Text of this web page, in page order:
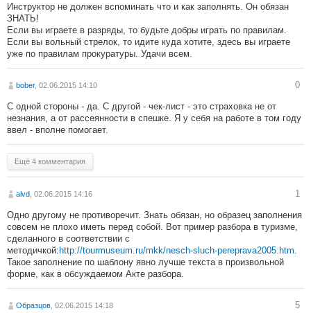
Инструктор не должен вспоминать что и как заполнять. Он обязан
ЗНАТЬ!
Если вы играете в разряды, то будьте добры играть по правилам.
Если вы вольный стрелок, то идите куда хотите, здесь вы играете
уже по правилам прокуратуры. Удачи всем.
bober, 02.06.2015 14:10 0
С одной стороны - да. С другой - чек-лист - это страховка не от
незнания, а от рассеянности в спешке. Я у себя на работе в том году
ввел - вполне помогает.
Ещё 4 комментария
alvd , 02.06.2015 14:16 1
Одно другому не противоречит. Знать обязан, но образец заполнения
совсем не плохо иметь перед собой. Вот пример разбора в туризме,
сделанного в соответствии с
методичкой:http://tourmuseum.ru/mkk/nesch-sluch-pereprava2005.htm
Такое заполнение по шаблону явно лучше текста в произвольной
форме, как в обсуждаемом Акте разбора.
Образцов , 02.06.2015 14:18 5